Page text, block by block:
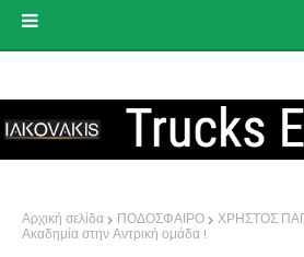
Αρχική σελίδα ΠΟΔΟΣΦΑΙΡΟ
ΧΡΗΣΤΟΣ
Ακαδημία στην Αντρική ομάδα !